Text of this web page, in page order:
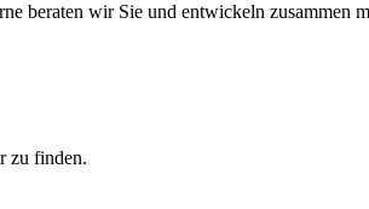
beraten wir Sie und entwickeln zusammen
zu finden.